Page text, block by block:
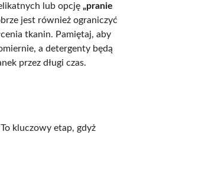
lub opcję „pranie
jest również ograniczyć
tkanin. Pamiętaj, aby
a detergenty będą
przez długi czas.
kluczowy etap, gdyż